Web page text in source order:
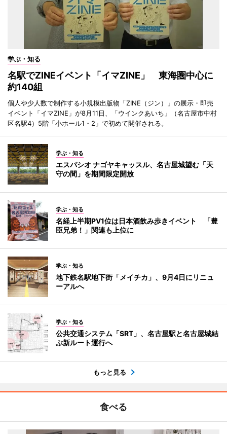
学ぶ・知る
名駅でZINEイベント「イマZINE」 東海圏中心に
約140組
個人や少人数で制作する小規模出版物「ZINE（ジン）」の展示・即売
イベント「イマZINE」が8月11日、「ウインクあいち」（名古屋市中村
区名駅4）5階「小ホール1・2」で初めて開催される。
学ぶ・知る
エスパシオ ナゴヤキャッスル、名古屋城望む「天
守の間」を期間限定開放
学ぶ・知る
名経上半期PV1位は日本酒飲み歩きイベント 「豊
臣兄弟！」関連も上位に
学ぶ・知る
地下鉄名駅地下街「メイチカ」、9月4日にリニュ
ーアルへ
学ぶ・知る
公共交通システム「SRT」、名古屋駅と名古屋城結
ぶ新ルート運行へ
もっと見る
食べる